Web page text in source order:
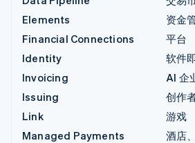
Elements
Financial Connections
Identity
Invoicing
Issuing
Link
Managed Payments
资金
平台
软件
AI 企
创作
游戏
酒店